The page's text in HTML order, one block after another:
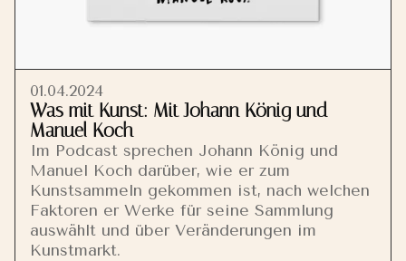
01.04.2024
Was mit Kunst: Mit Johann König und
Manuel Koch
Im Podcast sprechen Johann König und
Manuel Koch darüber, wie er zum
Kunstsammeln gekommen ist, nach welchen
Faktoren er Werke für seine Sammlung
auswählt und über Veränderungen im
Kunstmarkt.